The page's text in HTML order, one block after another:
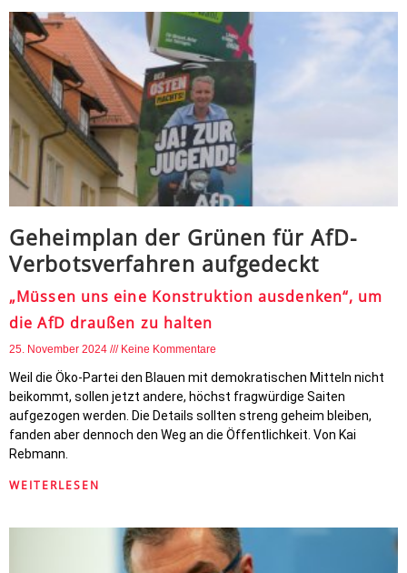
Geheimplan der Grünen für AfD-
Verbotsverfahren aufgedeckt
„Müssen uns eine Konstruktion ausdenken“, um
die AfD draußen zu halten
25. November 2024 Keine Kommentare
Weil die Öko-Partei den Blauen mit demokratischen Mitteln nicht
beikommt, sollen jetzt andere, höchst fragwürdige Saiten
aufgezogen werden. Die Details sollten streng geheim bleiben,
fanden aber dennoch den Weg an die Öffentlichkeit. Von Kai
Rebmann.
WEITERLESEN